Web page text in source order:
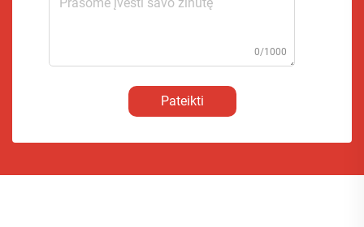
0/1000
Pateikti